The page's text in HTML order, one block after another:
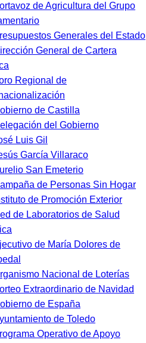
de Agricultura del Grupo
Generales del Estado
General de Cartera
Regional de
de Castilla
del Gobierno
Luis Gil
García Villaraco
San Emeterio
de Personas Sin Hogar
de Promoción Exterior
de Laboratorios de Salud
de María Dolores de
Nacional de Loterías
Extraordinario de Navidad
de España
de Toledo
Operativo de Apoyo